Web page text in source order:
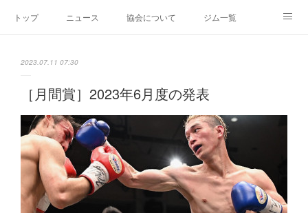
トップ ニュース 協会について ジム一覧
2023.07.11 07:30
［月間賞］2023年6月度の発表